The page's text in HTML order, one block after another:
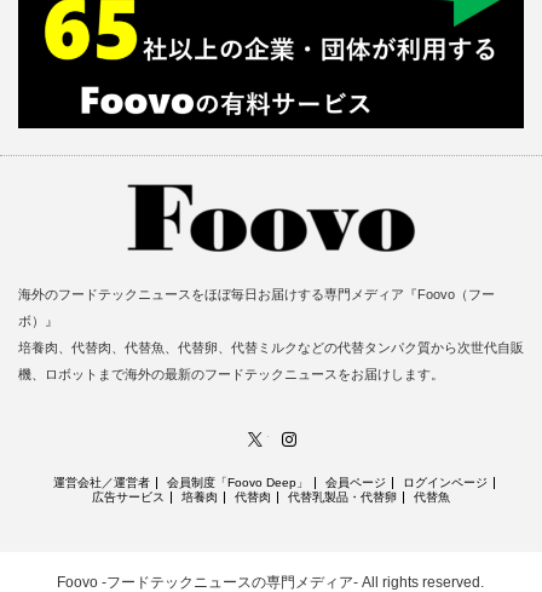
海外のフードテックニュースをほぼ毎日お届けする専門メディア『Foovo（フー
ボ）』
培養肉、代替肉、代替魚、代替卵、代替ミルクなどの代替タンパク質から次世代自販
機、ロボットまで海外の最新のフードテックニュースをお届けします。
X
運営会社／運営者 会員制度「Foovo Deep」 会員ページ
ログインページ
広告サービス
培養肉 代替肉 代替乳製品・代替卵 代替魚
Foovo -フードテックニュースの専門メディア- All rights reserved.